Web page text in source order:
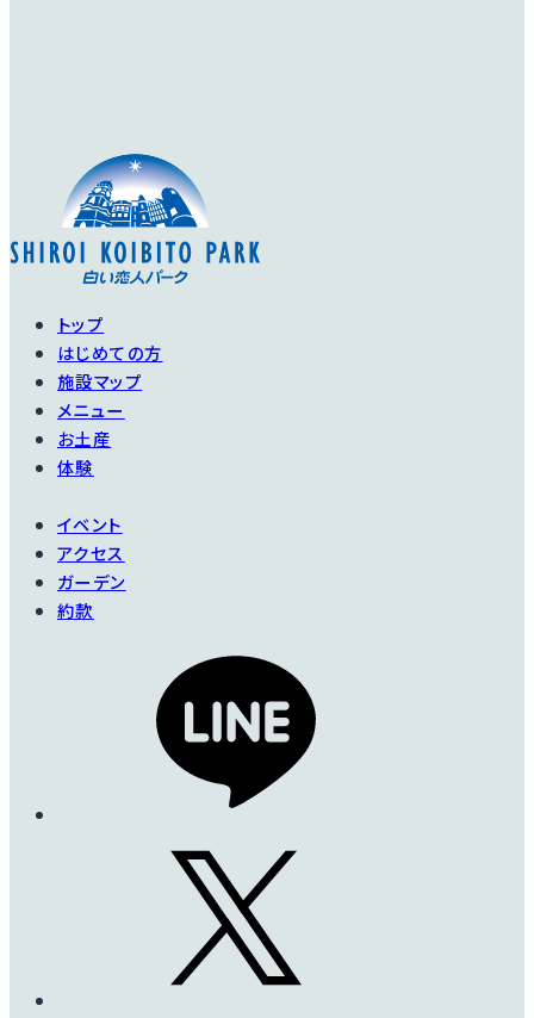
トップ
はじめての方
施設マップ
メニュー
お土産
体験
イベント
アクセス
ガーデン
約款